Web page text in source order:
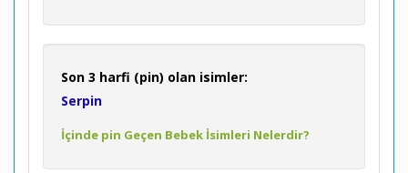
Son 3 harfi (pin) olan isimler:
Serpin
İçinde pin Geçen Bebek İsimleri Nelerdir?